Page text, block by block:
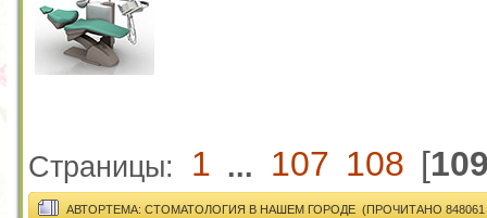
Страницы: 1 ... 107 108 [
АВТОРТЕМА: СТОМАТОЛОГИЯ В НАШЕМ ГОРОДЕ (ПРОЧИТАНО 848061